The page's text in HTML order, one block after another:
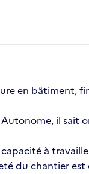
en bâtiment,
il sait
à
du chantier est